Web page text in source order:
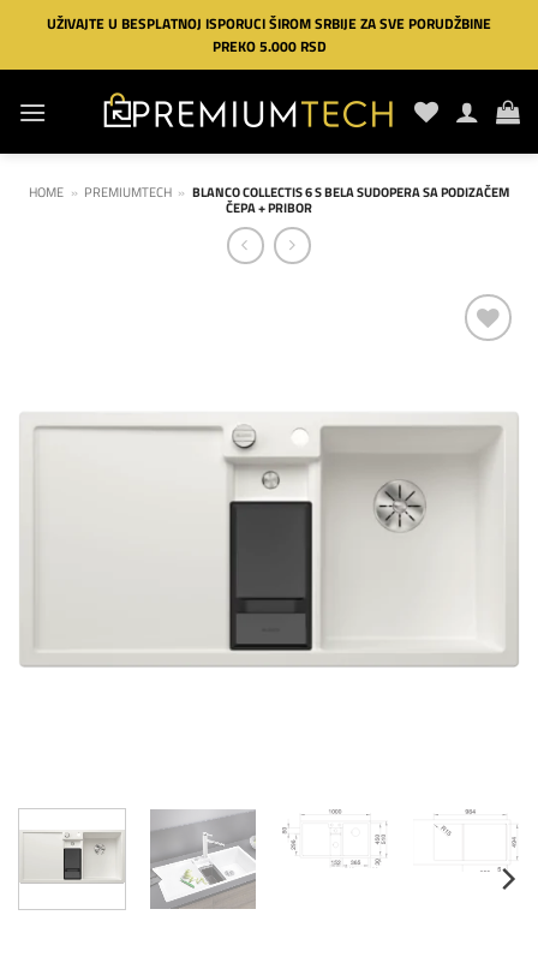
Preskoči
sadržaj
UŽIVAJTE U BESPLATNOJ ISPORUCI ŠIROM SRBIJE ZA SVE PORUDŽBINE
PREKO 5.000 RSD
HOME » PREMIUMTECH » BLANCO COLLECTIS 6 S BELA SUDOPERA SA PODIZAČEM
ČEPA + PRIBOR
listu
želja